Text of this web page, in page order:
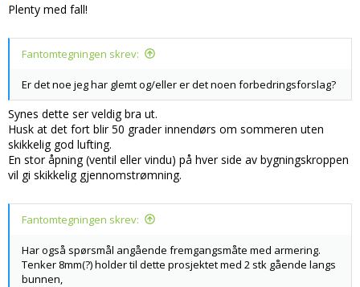
Plenty med fall!
Fantomtegningen skrev:
Er det noe jeg har glemt og/eller er det noen forbedringsforslag?
Synes dette ser veldig bra ut.
Husk at det fort blir 50 grader innendørs om sommeren uten
skikkelig god lufting.
En stor åpning (ventil eller vindu) på hver side av bygningskroppen
vil gi skikkelig gjennomstrømning.
Fantomtegningen skrev:
Har også spørsmål angående fremgangsmåte med armering.
Tenker 8mm(?) holder til dette prosjektet med 2 stk gående langs
bunnen,